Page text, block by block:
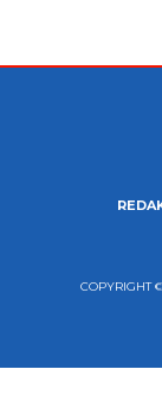
COPYRIGHT